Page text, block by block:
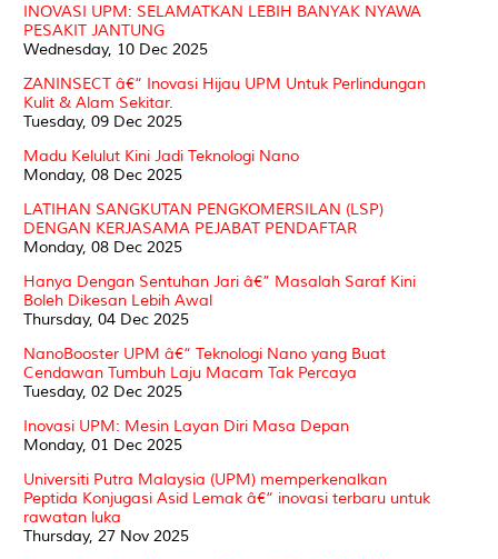
INOVASI UPM: SELAMATKAN LEBIH BANYAK NYAWA
PESAKIT JANTUNG
Wednesday, 10 Dec 2025
ZANINSECT â€“ Inovasi Hijau UPM Untuk Perlindungan
Kulit & Alam Sekitar.
Tuesday, 09 Dec 2025
Madu Kelulut Kini Jadi Teknologi Nano
Monday, 08 Dec 2025
LATIHAN SANGKUTAN PENGKOMERSILAN (LSP)
DENGAN KERJASAMA PEJABAT PENDAFTAR
Monday, 08 Dec 2025
Hanya Dengan Sentuhan Jari â€” Masalah Saraf Kini
Boleh Dikesan Lebih Awal
Thursday, 04 Dec 2025
NanoBooster UPM â€“ Teknologi Nano yang Buat
Cendawan Tumbuh Laju Macam Tak Percaya
Tuesday, 02 Dec 2025
Inovasi UPM: Mesin Layan Diri Masa Depan
Monday, 01 Dec 2025
Universiti Putra Malaysia (UPM) memperkenalkan
Peptida Konjugasi Asid Lemak â€“ inovasi terbaru untuk
rawatan luka
Thursday, 27 Nov 2025